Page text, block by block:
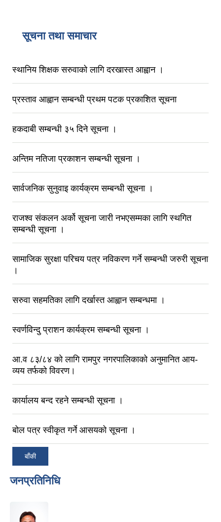
सूचना तथा समाचार
स्थानिय शिक्षक सरुवाको लागि दरखास्त आह्वान ।
प्रस्ताव आह्वान सम्बन्धी प्रथम पटक प्रकाशित सूचना
हकदाबी सम्बन्धी ३५ दिने सूचना ।
अन्तिम नतिजा प्रकाशन सम्बन्धी सूचना ।
सार्वजनिक सुनुवाइ कार्यक्रम सम्बन्धी सूचना ।
राजश्व संकलन अर्को सूचना जारी नभएसम्मका लागि स्थगित
सम्बन्धी सूचना ।
सामाजिक सुरक्षा परिचय पत्र नविकरण गर्ने सम्बन्धी जरुरी सूचना
।
सरुवा सहमतिका लागि दर्खास्त आह्वान सम्बन्धमा ।
स्वर्णविन्दु प्राशन कार्यक्रम सम्बन्धी सूचना ।
आ.व ८३/८‍४ को लागि रामपुर नगरपालिकाको अनुमानित आय-
व्यय तर्फको विवरण।
कार्यालय बन्द रहने सम्बन्धी सूचना ।
बोल पत्र स्वीकृत गर्ने आसयको सूचना ।
बाँकी
जनप्रतिनिधि